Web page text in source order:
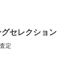
セレクション
査定